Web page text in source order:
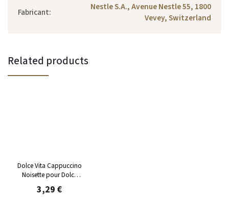
Fabricant:
Nestle S.A., Avenue Nestle 55, 1800
Vevey, Switzerland
Related products
Dolce Vita Cappuccino
Noisette pour Dolce
Gusto 12 capsules
3,29 €